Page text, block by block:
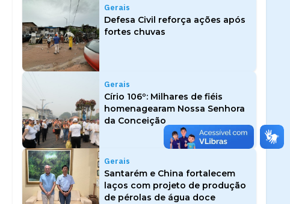
Gerais
Defesa Civil reforça ações após
fortes chuvas
Gerais
Círio 106º: Milhares de fiéis
homenagearam Nossa Senhora
da Conceição
Gerais
Santarém e China fortalecem
laços com projeto de produção
de pérolas de água doce